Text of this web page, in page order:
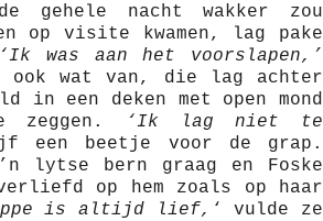
nacht wakker zou
op visite kwamen, lag pake
‘Ik was aan het voorslapen,’
wat van, die lag achter
een deken met open mond
zeggen.
‘Ik lag niet te
beetje voor de grap.
lytse bern graag en Foske
op hem zoals op haar
is altijd lief, ‘ vulde ze